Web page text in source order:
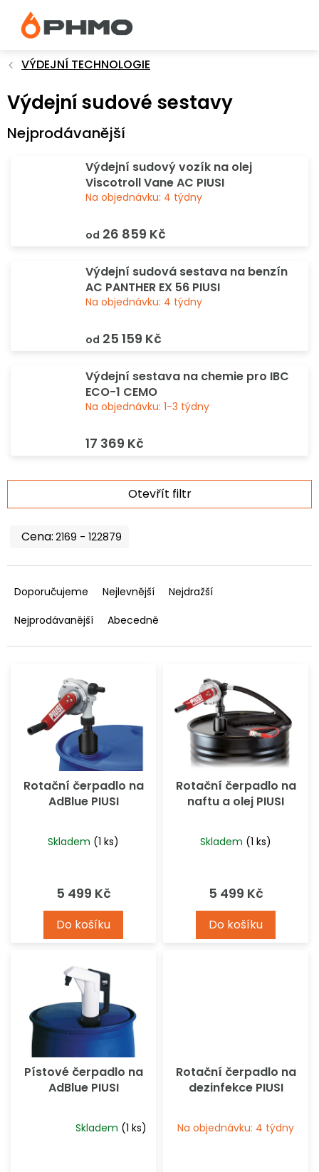
obsah
VÝDEJNÍ TECHNOLOGIE
Výdejní sudové sestavy
Nejprodávanější
Výdejní sudový vozík na olej
Viscotroll Vane AC PIUSI
Na objednávku: 4 týdny
od 26 859 Kč
Výdejní sudová sestava na benzín
AC PANTHER EX 56 PIUSI
Na objednávku: 4 týdny
od 25 159 Kč
Výdejní sestava na chemie pro IBC
ECO-1 CEMO
Na objednávku: 1-3 týdny
17 369 Kč
2169 122879
a
e
í
Doporučujeme Nejlevnější
Nejdražší
Nejprodávanější
Abecedně
Otevřít filtr
V
ý
p
o
d
u
k
Rotační čerpadlo na
AdBlue PIUSI
Skladem (1 ks)
5 499 Kč
Do košíku
Rotační čerpadlo na
naftu a olej PIUSI
Skladem (1 ks)
5 499 Kč
Do košíku
Pístové čerpadlo na
AdBlue PIUSI
Skladem (1 ks)
Rotační čerpadlo na
dezinfekce PIUSI
Na objednávku: 4 týdny